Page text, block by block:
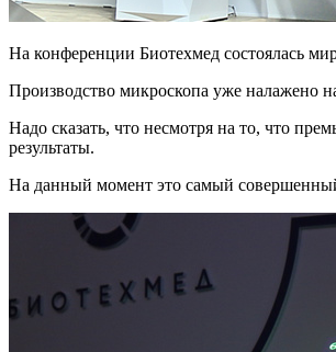
На конференции Биотехмед состоялась
Производство микроскопа уже налажено
Надо сказать, что несмотря на то, что
результаты.
На данный момент это самый